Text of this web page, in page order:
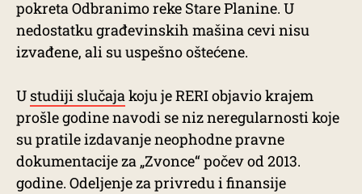
pokreta Odbranimo reke Stare Planine. U
nedostatku građevinskih mašina cevi nisu
izvađene, ali su uspešno oštećene.
U studiji slučajakoju je RERI objavio krajem
prošle godine navodi se niz neregularnosti koje
su pratile izdavanje neophodne pravne
dokumentacije za „Zvonce“ počev od 2013.
godine. Odeljenje za privredu i finansije